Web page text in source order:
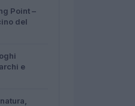
Point –
del
e